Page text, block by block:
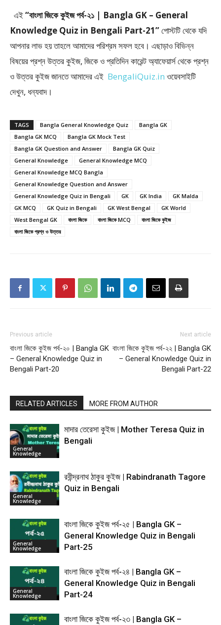
এই“বাংলা জিকে কুইজ পর্ব-২১ | Bangla GK – General
Knowledge Quiz in Bengali Part-21”পোস্টটি থেকে যদি
আপনার লাভ হয় তাহলে আমাদের পরিশ্রম সফল হবে। এছাড়াও বিভিন্ন
বিষয়ের প্রশ্ন উত্তর কুইজ, জিকে ও প্রতিদিন কারেন্ট অ্যাফেয়ার্স থেকে প্রশ্ন
ও উত্তর কুইজ জানতে আমাদের এই BengaliQuiz.in ওয়েবসাইটি
দেখুন, ধন্যবাদ।
TAGS Bangla General Knowledge Quiz
Bangla GK
Bangla GK MCQ
Bangla GK Mock Test
Bangla GK Question and Answer
Bangla GK Quiz
General Knowledge
General Knowledge MCQ
General Knowledge MCQ Bangla
General Knowledge Question and Answer
General Knowledge Quiz in Bengali
GK GK India
GK Malda
GK MCQ
GK Quiz in Bengali GK West Bengal
GK World
West Bengal GK
বাংলা জিকে বাংলা জিকে MCQ
বাংলা জিকে কুইজ
বাংলা জিকে প্রশ্ন ও উত্তর
Previous article
বাংলা জিকে কুইজ পর্ব-২০ | Bangla GK
– General Knowledge Quiz in
Bengali Part-20
Next article
বাংলা জিকে কুইজ পর্ব-২২ | Bangla GK
– General Knowledge Quiz in
Bengali Part-22
RELATED ARTICLES MORE FROM AUTHOR
General
Knowledge
মাদার তেরেসা কুইজ | Mother Teresa Quiz in
Bengali
General
Knowledge
রবীন্দ্রনাথ ঠাকুর কুইজ | Rabindranath Tagore
Quiz in Bengali
General
Knowledge
বাংলা জিকে কুইজ পর্ব-২৫ | Bangla GK –
General Knowledge Quiz in Bengali
Part-25
General
Knowledge
বাংলা জিকে কুইজ পর্ব-২৪ | Bangla GK –
General Knowledge Quiz in Bengali
Part-24
বাংলা জিকে কুইজ পর্ব-২৩ | Bangla GK –